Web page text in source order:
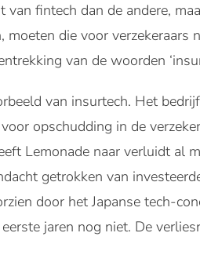
fintech dan de andere,
die voor verzekeraars
van de woorden
van insurtech. Het
opschudding in de
Lemonade naar verluidt al
getrokken van
door het Japanse tech-
jaren nog niet. De